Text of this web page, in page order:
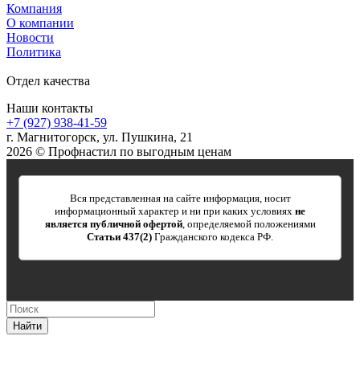
Компания
О компании
Новости
Политика
Отдел качества
Наши контакты
+7 (927) 938-41-59
г. Магнитогорск, ул. Пушкина, 21
2026 © Профнастил по выгодным ценам
Вся представленная на сайте информация, носит
информационный характер и ни при каких условиях не
является публичной офертой, определяемой положениями
Статьи 437(2) Гражданского кодекса РФ.
Найти